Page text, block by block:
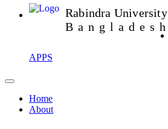
Rabindra University
Bangladesh
APPS
Home
About